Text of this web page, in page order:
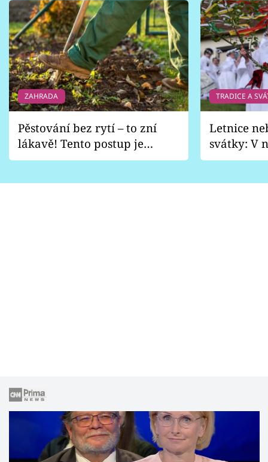
ZAHRADA
Pěstování bez rytí – to zní
lákavě! Tento postup je
vhodný jen pro některé
TRADICE A
Letnice
svátky: V
pondělí